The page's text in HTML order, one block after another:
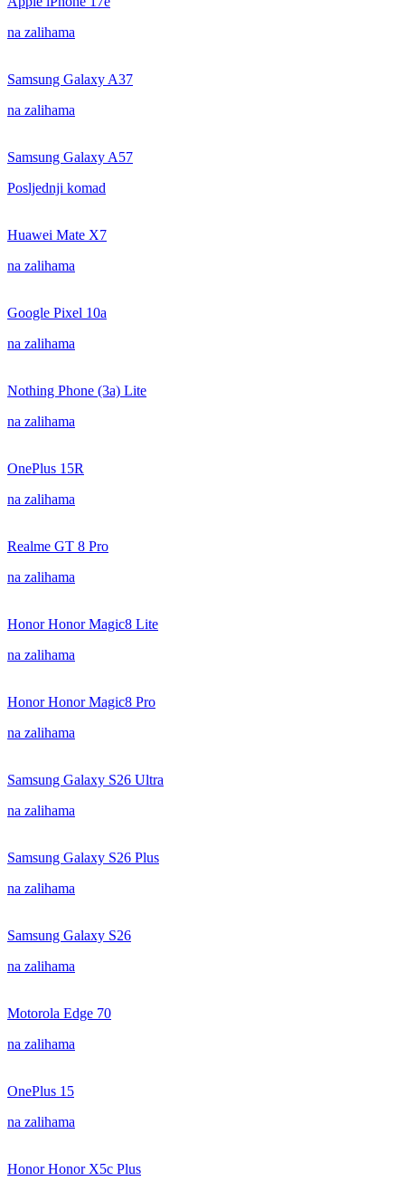
na zalihama
Samsung Galaxy A37
na zalihama
Samsung Galaxy A57
Posljednji komad
Huawei Mate X7
na zalihama
Google Pixel 10a
na zalihama
Nothing Phone (3a) Lite
na zalihama
OnePlus 15R
na zalihama
Realme GT 8 Pro
na zalihama
Honor Honor Magic8 Lite
na zalihama
Honor Honor Magic8 Pro
na zalihama
Samsung Galaxy S26 Ultra
na zalihama
Samsung Galaxy S26 Plus
na zalihama
Samsung Galaxy S26
na zalihama
Motorola Edge 70
na zalihama
OnePlus 15
na zalihama
Honor Honor X5c Plus